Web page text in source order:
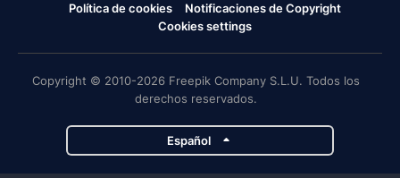
Política de cookies
Notificaciones de Copyright
Cookies settings
Copyright © 2010-2026 Freepik Company S.L.U. Todos los
derechos reservados.
Español